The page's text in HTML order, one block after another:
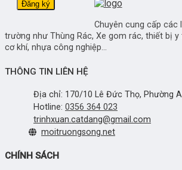
Chuyên cung cấp các
trường như Thùng Rác, Xe gom rác, thiết bị
cơ khí, nhựa công nghiệp...
THÔNG TIN LIÊN HỆ
Địa chỉ: 170/10 Lê Đức Thọ, Phường
Hotline: 0356 364 023
trinhxuan.catdang@gmail.com
moitruongsong.net
CHÍNH SÁCH